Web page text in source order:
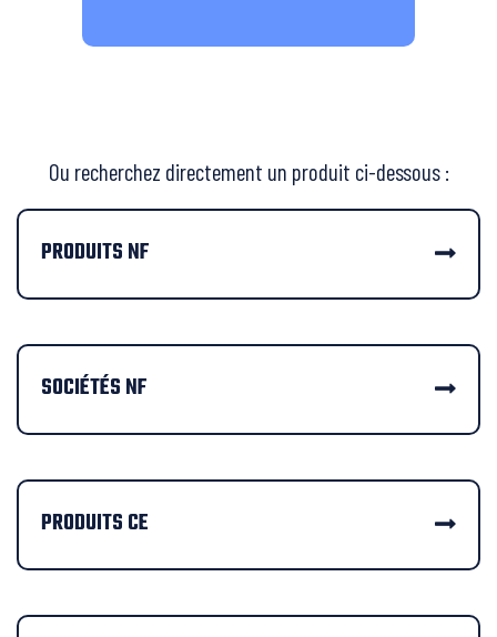
Ou recherchez directement un produit ci-dessous :
PRODUITS NF
SOCIÉTÉS NF
PRODUITS CE